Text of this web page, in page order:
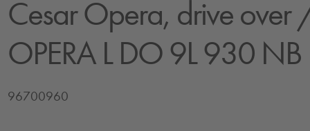
Cesar Opera, drive over/
OPERA L DO 9L 930 NB
96700960